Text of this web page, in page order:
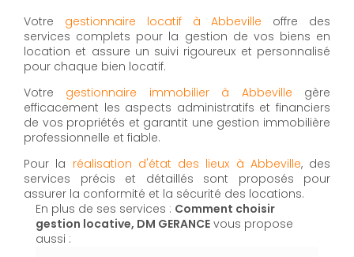
Votre gestionnaire locatif à Abbeville offre des
services complets pour la gestion de vos biens en
location et assure un suivi rigoureux et personnalisé
pour chaque bien locatif.
Votre gestionnaire immobilier à Abbeville gère
efficacement les aspects administratifs et financiers
de vos propriétés et garantit une gestion immobilière
professionnelle et fiable.
Pour la réalisation d'état des lieux à Abbeville, des
services précis et détaillés sont proposés pour
assurer la conformité et la sécurité des locations.
En plus de ses services : Comment choisir
gestion locative, DM GERANCE vous propose
aussi :